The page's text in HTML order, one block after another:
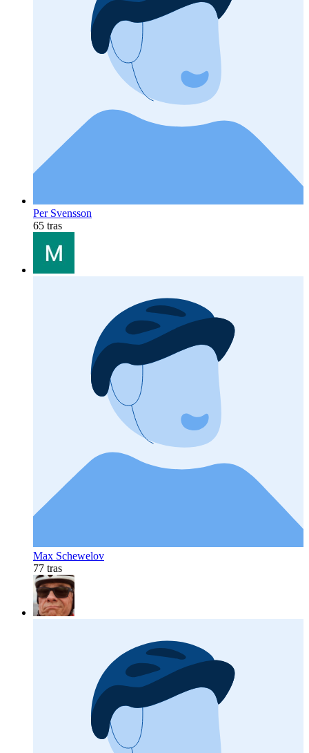
Per Svensson
65 tras
Max Schewelov
77 tras